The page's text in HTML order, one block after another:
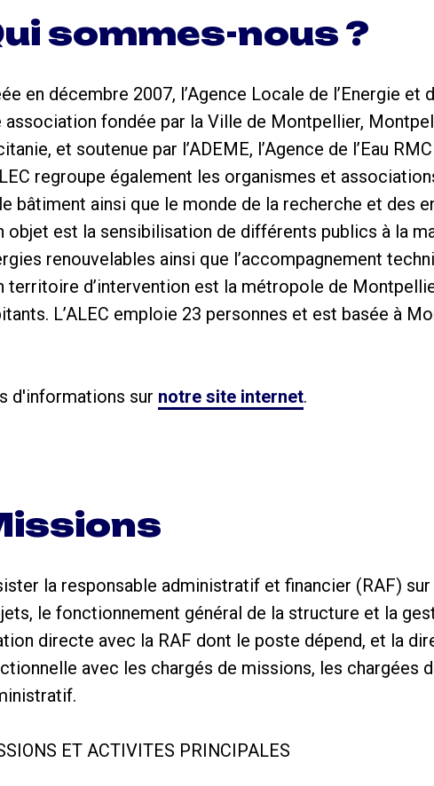
sommes-nous ?
en décembre 2007, l’Agence Locale de l’Energie
association fondée par la Ville de Montpellier,
et soutenue par l’ADEME, l’Agence de l’Eau
regroupe également les organismes et
bâtiment ainsi que le monde de la recherche et des
objet est la sensibilisation de différents publics à la
renouvelables ainsi que l’accompagnement
territoire d’intervention est la métropole de
L’ALEC emploie 23 personnes et est basée à
d'informations sur notre site internet.
la responsable administratif et financier (RAF)
le fonctionnement général de la structure et la
directe avec la RAF dont le poste dépend, et la
avec les chargés de missions, les chargées
ET ACTIVITES PRINCIPALES